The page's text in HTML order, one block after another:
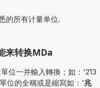
的所有计量单位.
来转换MDa
位一并輸入轉換；如：'213
位的全稱或是縮寫如：'兆